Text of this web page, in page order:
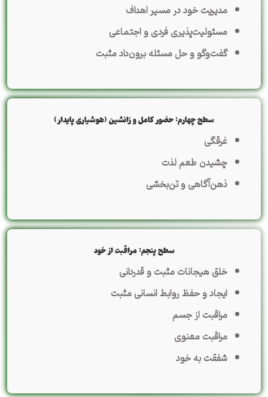
مدیریت خود در مسیر اهداف
مسئولیت‌پذیری فردی و اجتماعی
گفت‌وگو و حل مسئله برون‌داد مثبت‌
سطح چهارم: حضور کامل و زانشین (هوشیاری پایدار)
غرقگی
چشیدن طعم لذت
ذهن‌آگاهی و تن‌بخشی
سطح پنجم: مراقبت از خود
خلق هیجانات مثبت و قدردانی
ایجاد و حفظ روابط انسانی مثبت
مراقبت از جسم
مراقبت معنوی
شفقت به خود